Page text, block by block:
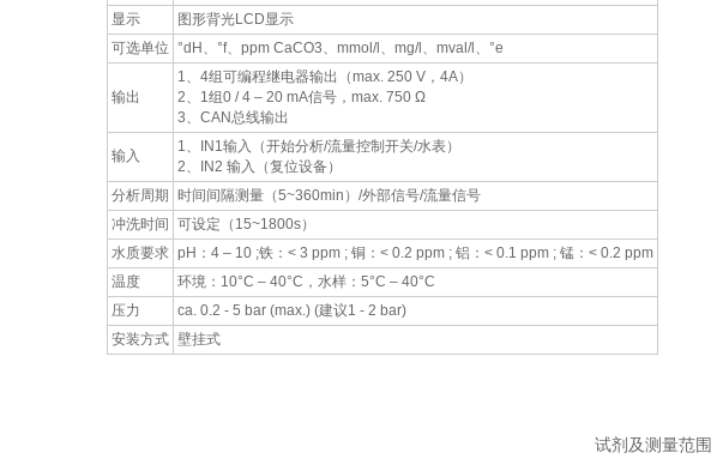
显示
图形背光LCD显示
可选单位 °dH、°f、ppm CaCO3、mmol/l、mg/l、mval/l、°e
输出
1、4组可编程继电器输出（max. 250 V，4A）
2、1组0 / 4 – 20 mA信号，max. 750 Ω
3、CAN总线输出
输入
1、IN1输入（开始分析/流量控制开关/水表）
2、IN2 输入（复位设备）
分析周期
时间间隔测量（5~360min）/外部信号/流量信号
冲洗时间
可设定（15~1800s）
水质要求 pH：4 – 10 ;铁：< 3 ppm ; 铜：< 0.2 ppm ; 铝：< 0.1 ppm ; 锰：< 0.2 ppm
温度
环境：10°C – 40°C，水样：5°C – 40°C
压力
ca. 0.2 - 5 bar (max.) (建议1 - 2 bar)
安装方式 壁挂式
试剂及测量范围